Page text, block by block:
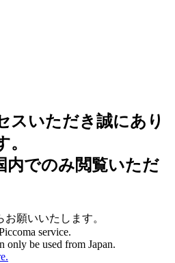
スいただき誠にあり
内でのみ閲覧いただ
お願いいたします。
service.
only be used from Japan.